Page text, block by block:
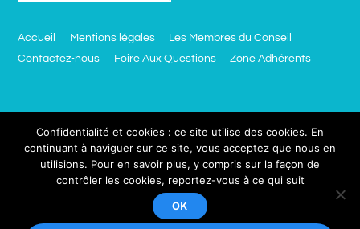
Accueil Mentions légales
Les Membres du Conseil
Contactez-nous
Foire Aux Questions Zone Adhérents
Besoin d’un site comme celui ci ?
click.ciblemut.net
Votre adresse email sera utilisée uniquement dans le cadre
Copyright © 2018 Synéole, Tous droits réservés.
Confidentialité et cookies : ce site utilise des cookies. En
continuant à naviguer sur ce site, vous acceptez que nous en
utilisions. Pour en savoir plus, y compris sur la façon de
contrôler les cookies, reportez-vous à ce qui suit
OK